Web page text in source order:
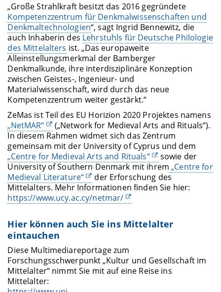
„Große Strahlkraft besitzt das 2016 gegründete
Kompetenzzentrum für Denkmalwissenschaften und
Denkmaltechnologien“, sagt Ingrid Bennewitz, die
auch Inhaberin des Lehrstuhls für Deutsche Philologie
des Mittelalters ist. „Das europaweite
Alleinstellungsmerkmal der Bamberger
Denkmalkunde, ihre interdisziplinäre Konzeption
zwischen Geistes-, Ingenieur- und
Materialwissenschaft, wird durch das neue
Kompetenzzentrum weiter gestärkt.“
ZeMas ist Teil des EU Horizion 2020 Projektes namens
„NetMAR“
(„Network for Medieval Arts and Rituals“).
In diesem Rahmen widmet sich das Zentrum
gemeinsam mit der University of Cyprus und dem
„Centre for Medieval Arts and Rituals“
sowie der
University of Southern Denmark mit ihrem „Centre for
Medieval Literature“
der Erforschung des
Mittelalters. Mehr Informationen finden Sie hier:
https://www.ucy.ac.cy/netmar/
Hier können auch Sie ins Mittelalter
eintauchen
Diese Multimediareportage zum
Forschungsschwerpunkt „Kultur und Gesellschaft im
Mittelalter“ nimmt Sie mit auf eine Reise ins
Mittelalter: